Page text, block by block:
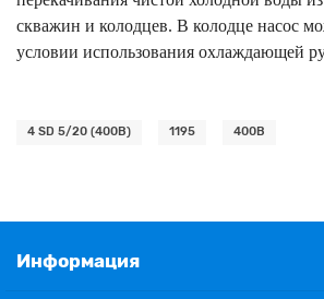
скважин и колодцев. В колодце насос
условии использования охлаждающей
4 SD 5/20 (400В) 1195 400В
Информация